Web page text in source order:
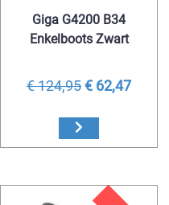
Giga G4200 B34
Enkelboots Zwart
€ 124,95€ 62,47